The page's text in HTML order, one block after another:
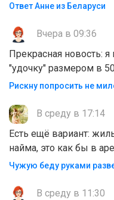
Ответ Анне из Беларуси
Вчера в 09:36
Прекрасная новость:
"удочку" размером в
Рискну попросить не
В среду в 17:14
Есть ещё вариант:
найма, это как бы в
Чужую беду руками
В среду в 11:30